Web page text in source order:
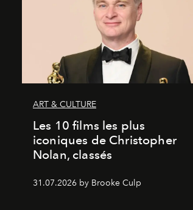
ART & CULTURE
Les 10 films les plus
iconiques de Christopher
Nolan, classés
31.07.2026 by Brooke Culp